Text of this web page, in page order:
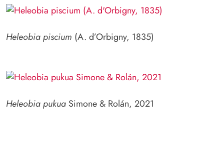
Heleobia piscium (A. d’Orbigny, 1835)
Heleobia pukua Simone & Rolán, 2021